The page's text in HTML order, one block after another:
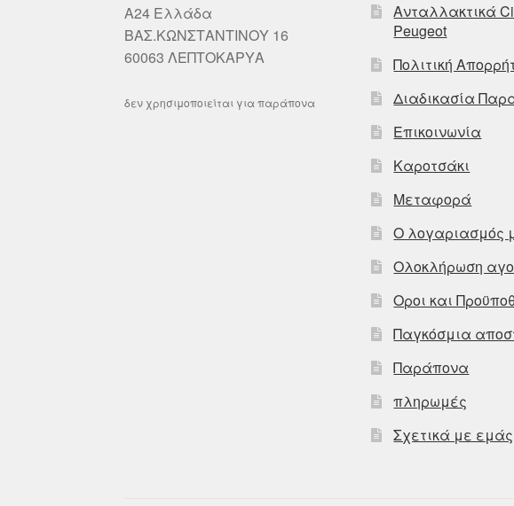
A24 Ελλάδα
ΒΑΣ.ΚΩΝΣΤΑΝΤΙΝΟΥ 16
60063 ΛΕΠΤΟΚΑΡΥΑ
δεν χρησιμοποιείται για παράπονα
Ανταλλακτικά
Peugeot
Πολιτική
Διαδικασία
Επικοινωνία
Καροτσάκι
Μεταφορά
Ο λογαριασμός
Ολοκλήρωση
Οροι και
Παγκόσμια
Παράπονα
πληρωμές
Σχετικά με εμάς